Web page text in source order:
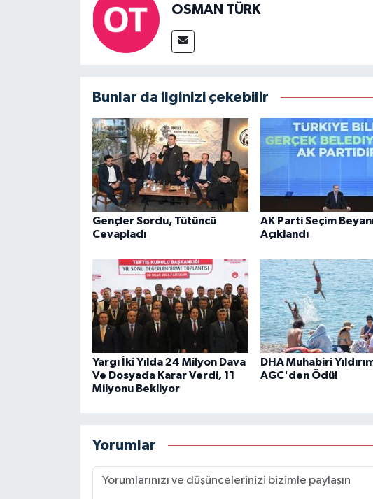
OSMAN TÜRK
Bunlar da ilginizi çekebilir
Gençler Sordu, Tütüncü
Cevapladı
AK Parti Seçim
Açıklandı
Yargı İki Yılda 24 Milyon Dava
Ve Dosyada Karar Verdi, 11
Milyonu Bekliyor
DHA Muhabiri
AGC'den Ödül
Yorumlar